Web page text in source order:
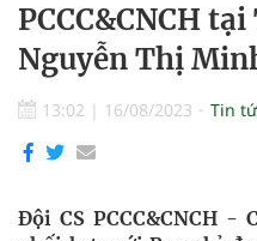
PCCC&CNCH
Nguyễn Thị
13:02 | 16/08/2023 Tin
Đội CS PCCC&CNCH -